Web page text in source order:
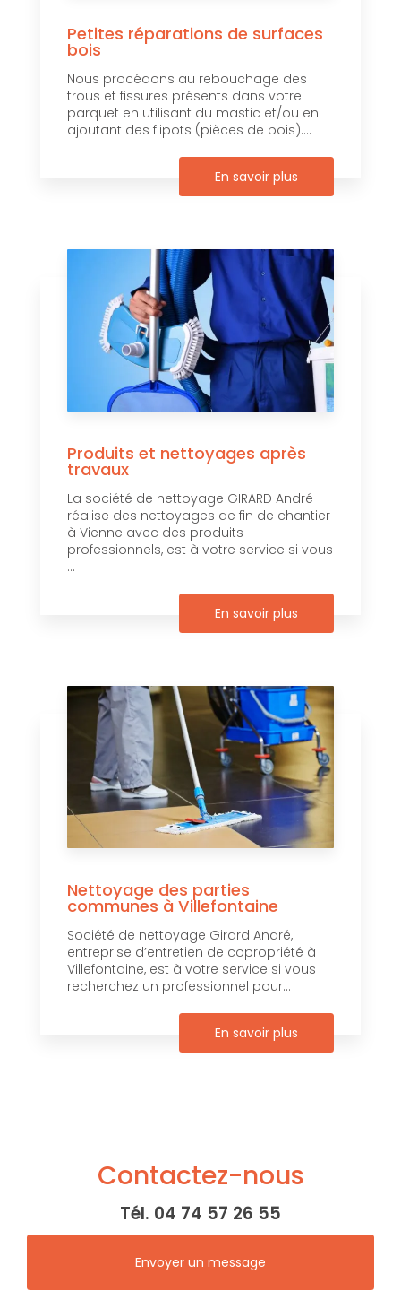
Petites réparations de surfaces
bois
Nous procédons au rebouchage des
trous et fissures présents dans votre
parquet en utilisant du mastic et/ou en
ajoutant des flipots (pièces de bois)....
En savoir plus
Produits et nettoyages après
travaux
La société de nettoyage GIRARD André
réalise des nettoyages de fin de chantier
à Vienne avec des produits
professionnels, est à votre service si vous
...
En savoir plus
Nettoyage des parties
communes à Villefontaine
Société de nettoyage Girard André,
entreprise d’entretien de copropriété à
Villefontaine, est à votre service si vous
recherchez un professionnel pour...
En savoir plus
Contactez-nous
Tél. 04 74 57 26 55
Envoyer un message